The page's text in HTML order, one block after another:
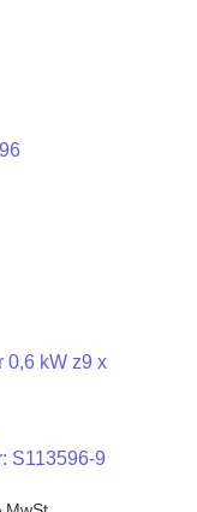
0,6 kW z9 x
S113596-9